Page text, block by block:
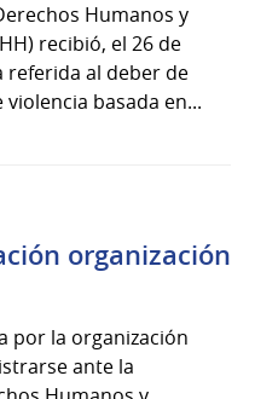
Humanos y
recibió, el 26 de
referida al deber de
basada en...
organización
por la organización
ante la